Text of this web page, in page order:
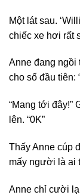
Một lát sau.
chiếc xe hơi rất
Anne đang ngồi
cho số đầu tiên:
“Mang tới đây!”
lên. “0K”
Thấy Anne cúp
mấy người là ai
Anne chỉ cười